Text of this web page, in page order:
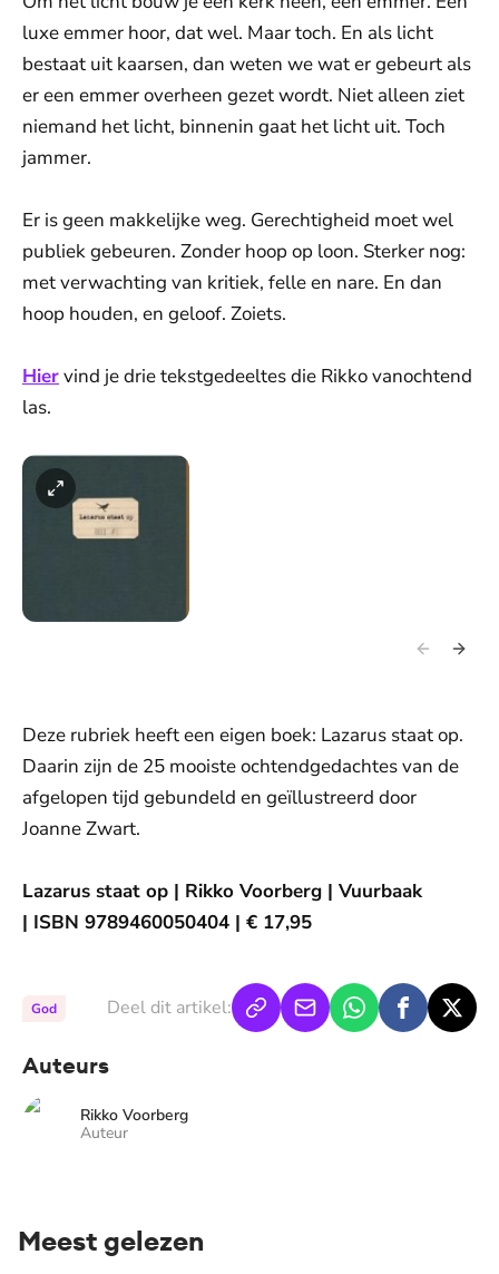
luxe emmer hoor, dat wel. Maar toch. En als licht
bestaat uit kaarsen, dan weten we wat er gebeurt als
er een emmer overheen gezet wordt. Niet alleen ziet
niemand het licht, binnenin gaat het licht uit. Toch
jammer.
Er is geen makkelijke weg. Gerechtigheid moet wel
publiek gebeuren. Zonder hoop op loon. Sterker nog:
met verwachting van kritiek, felle en nare. En dan
hoop houden, en geloof. Zoiets.
Hiervind je drie tekstgedeeltes die Rikko vanochtend
las.
Deze rubriek heeft een eigen boek: Lazarus staat op.
Daarin zijn de 25 mooiste ochtendgedachtes van de
afgelopen tijd gebundeld en geïllustreerd door
Joanne Zwart.
Lazarus staat op | Rikko Voorberg | Vuurbaak
| ISBN 9789460050404 | € 17,95
God Deel dit artikel:
Auteurs
Rikko Voorberg
Auteur
Meest gelezen